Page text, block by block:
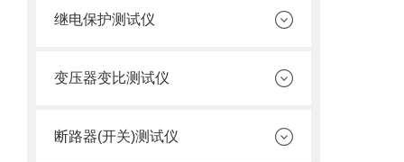
继电保护测试仪
变压器变比测试仪
断路器(开关)测试仪